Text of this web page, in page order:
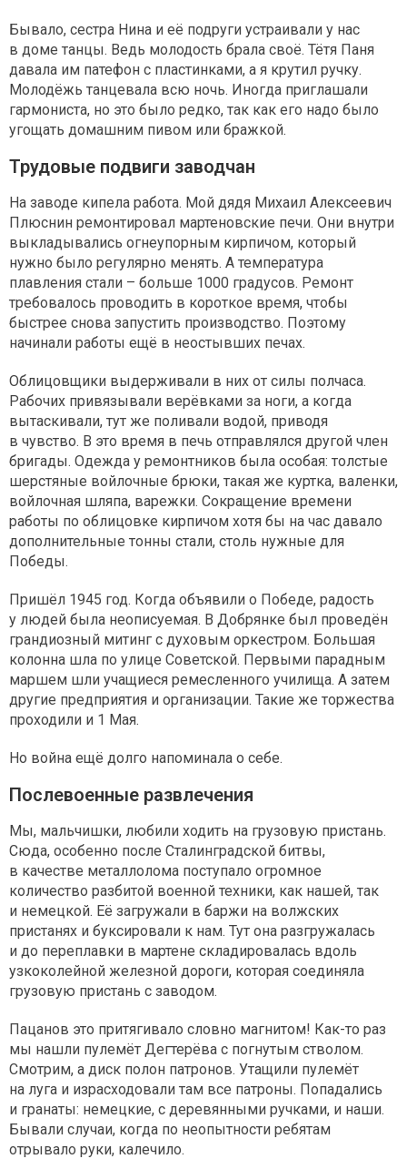
Бывало, сестра Нина и её подруги устраивали у нас
в доме танцы. Ведь молодость брала своё. Тётя Паня
давала им патефон с пластинками, а я крутил ручку.
Молодёжь танцевала всю ночь. Иногда приглашали
гармониста, но это было редко, так как его надо было
угощать домашним пивом или бражкой.
Трудовые подвиги заводчан
На заводе кипела работа. Мой дядя Михаил Алексеевич
Плюснин ремонтировал мартеновские печи. Они внутри
выкладывались огнеупорным кирпичом, который
нужно было регулярно менять. А температура
плавления стали – больше 1000 градусов. Ремонт
требовалось проводить в короткое время, чтобы
быстрее снова запустить производство. Поэтому
начинали работы ещё в неостывших печах.
Облицовщики выдерживали в них от силы полчаса.
Рабочих привязывали верёвками за ноги, а когда
вытаскивали, тут же поливали водой, приводя
в чувство. В это время в печь отправлялся другой член
бригады. Одежда у ремонтников была особая: толстые
шерстяные войлочные брюки, такая же куртка, валенки,
войлочная шляпа, варежки. Сокращение времени
работы по облицовке кирпичом хотя бы на час давало
дополнительные тонны стали, столь нужные для
Победы.
Пришёл 1945 год. Когда объявили о Победе, радость
у людей была неописуемая. В Добрянке был проведён
грандиозный митинг с духовым оркестром. Большая
колонна шла по улице Советской. Первыми парадным
маршем шли учащиеся ремесленного училища. А затем
другие предприятия и организации. Такие же торжества
проходили и 1 Мая.
Но война ещё долго напоминала о себе.
Послевоенные развлечения
Мы, мальчишки, любили ходить на грузовую пристань.
Сюда, особенно после Сталинградской битвы,
в качестве металлолома поступало огромное
количество разбитой военной техники, как нашей, так
и немецкой. Её загружали в баржи на волжских
пристанях и буксировали к нам. Тут она разгружалась
и до переплавки в мартене складировалась вдоль
узкоколейной железной дороги, которая соединяла
грузовую пристань с заводом.
Пацанов это притягивало словно магнитом! Как-то раз
мы нашли пулемёт Дегтерёва с погнутым стволом.
Смотрим, а диск полон патронов. Утащили пулемёт
на луга и израсходовали там все патроны. Попадались
и гранаты: немецкие, с деревянными ручками, и наши.
Бывали случаи, когда по неопытности ребятам
отрывало руки, калечило.